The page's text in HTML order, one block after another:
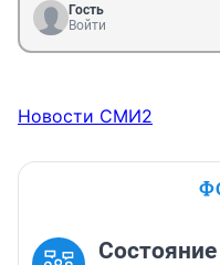
Гость
Войти
Новости СМИ2